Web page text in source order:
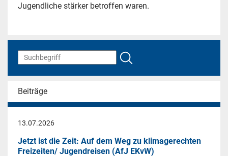
Jugendliche stärker betroffen waren.
Beiträge
13.07.2026
Jetzt ist die Zeit: Auf dem Weg zu klimagerechten
Freizeiten/ Jugendreisen (AfJ EKvW)